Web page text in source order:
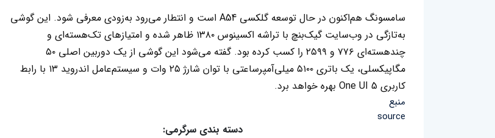
سامسونگ هم‌اکنون در حال توسعه گلکسی A54 است و انتطار می‌رود به‌زودی معرفی شود. این ‌گوشی
به‌تازگی در وب‌سایت گیک‌بنچ با تراشه اکسینوس ۱۳۸۰ ظاهر شده و امتیازهای تک‌هسته‌ای و
چندهسته‌ای ۷۷۶ و ۲۵۹۹ را کسب کرده بود. گفته می‌شود این گوشی از یک دوربین اصلی ۵۰
مگاپیکسلی، یک باتری ۵۱۰۰ میلی‌آمپرساعتی با توان شارژ ۲۵ وات و سیستم‌عامل اندروید ۱۳ با رابط
کاربری One UI 5 بهره خواهد برد.
منبع
source
دسته بندی سرگرمی: